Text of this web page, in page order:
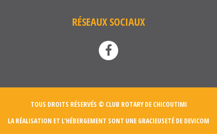
RÉSEAUX SOCIAUX
TOUS DROITS RÉSERVÉS © CLUB ROTARY DE CHICOUTIMI
LA RÉALISATION ET L’HÉBERGEMENT SONT UNE GRACIEUSETÉ DE DEVICOM